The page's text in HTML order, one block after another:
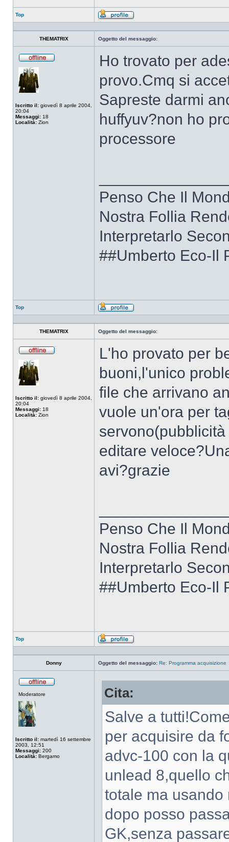
Top
Profilo
THEMATRIX Oggetto del messaggio:
Iscritto il: giovedì 8 aprile 2004,
20:04
Messaggi: 18
Località: Zion
Ho trovato per
provo.Cmq si
Sapreste darmi
huffyuv?non ho
processore
Penso Che Il
Nostra Follia
Interpretarlo
##Umberto Eco-Il
Top
Profilo
THEMATRIX Oggetto del messaggio:
Iscritto il: giovedì 8 aprile 2004,
20:04
Messaggi: 18
Località: Zion
L'ho provato per
buoni,l'unico
file che arrivano
vuole un'ora per
editare
avi?grazie
Penso Che Il
Nostra Follia
Interpretarlo
##Umberto Eco-Il
Top
Profilo
Donny Oggetto del messaggio: Re: Programma acquisizione
Moderatore
Iscritto il: martedì 16 settembre
2003, 12:51
Messaggi: 200
Località: Bergamo
Cita:
Salve a
per acquisire da
advc-100 con la
unlead 8,quello
totale ma usando
dopo posso
GK,senza